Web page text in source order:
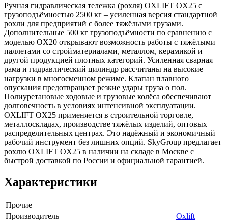
Ручная гидравлическая тележка (рохля) OXLIFT OX25 с
грузоподъёмностью 2500 кг – усиленная версия стандартной
рохли для предприятий с более тяжёлыми грузами.
Дополнительные 500 кг грузоподъёмности по сравнению с
моделью OX20 открывают возможность работы с тяжёлыми
паллетами со стройматериалами, металлом, керамикой и
другой продукцией плотных категорий. Усиленная сварная
рама и гидравлический цилиндр рассчитаны на высокие
нагрузки в многосменном режиме. Клапан плавного
опускания предотвращает резкие удары груза о пол.
Полиуретановые ходовые и грузовые колёса обеспечивают
долговечность в условиях интенсивной эксплуатации.
OXLIFT OX25 применяется в строительной торговле,
металлоскладах, производстве тяжёлых изделий, оптовых
распределительных центрах. Это надёжный и экономичный
рабочий инструмент без лишних опций. SkyGroup предлагает
рохлю OXLIFT OX25 в наличии на складе в Москве с
быстрой доставкой по России и официальной гарантией.
Характеристики
Прочие
Производитель
Oxlift